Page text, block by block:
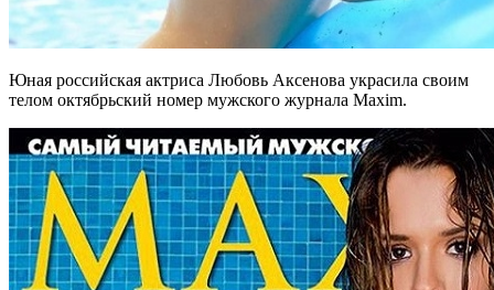
Юная российская актриса Любовь Аксенова украсила своим
телом октябрьский номер мужского журнала Maxim.